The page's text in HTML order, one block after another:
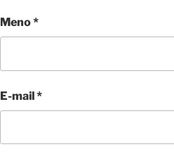
Meno*
E-mail*